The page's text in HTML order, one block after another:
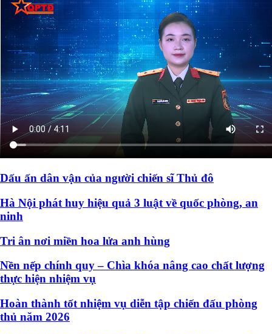
Dấu ấn dân vận của người chiến sĩ Thủ đô
Hà Nội phát huy hiệu quả 3 luật về quốc phòng, an
ninh
Tri ân nơi miền hoa lửa anh hùng
Nền nếp chính quy – Chìa khóa nâng cao chất lượng
thực hiện nhiệm vụ
Hoàn thành tốt nhiệm vụ diễn tập chiến đấu phòng
thủ năm 2026